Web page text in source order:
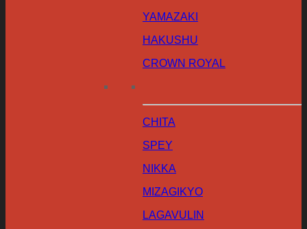
YAMAZAKI
HAKUSHU
CROWN ROYAL
CHITA
SPEY
NIKKA
MIZAGIKYO
LAGAVULIN